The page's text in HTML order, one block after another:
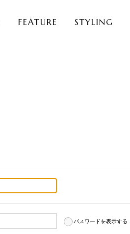
FEATURE STYLING
パスワードを表示する